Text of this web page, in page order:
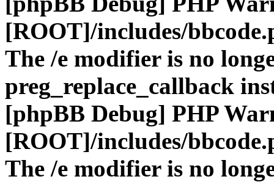
[ROOT]/includes/
The /e modifier is no
preg_replace_callback
[phpBB Debug] PHP
[ROOT]/includes/
The /e modifier is no